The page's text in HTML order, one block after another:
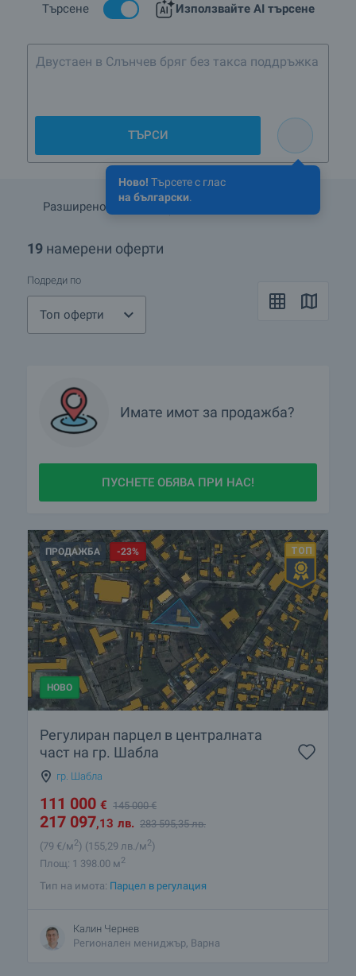
Търсене Използвайте AI търсене
Ново! Търсете с глас
на български.
Двустаен в Слънчев бряг без т
ТЪРСИ
Разширено търсене
19 намерени оферти
Подреди по
Топ оферти
Имате имот за продажба?
ПУСНЕТЕ ОБЯВА ПРИ НАС!
ПРОДАЖБА -23%
НОВО
Регулиран парцел в централната
част на гр. Шабла
гр. Шабла
111 000 € 145 000€
217 097,13 лв. 283 595,35 лв.
(79 €/м2) (155 ,29 лв./м2)
Площ: 1 398.00 м2
Тип на имота: Парцел в регулация
Калин Чернев
Регионален мениджър, Варна